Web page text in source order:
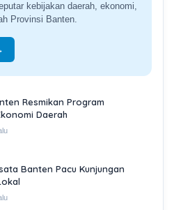
kebijakan daerah, ekonomi,
Provinsi Banten.
Resmikan Program
Daerah
Banten Pacu Kunjungan